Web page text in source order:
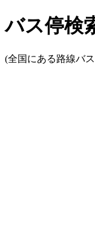
バス停検
(全国にある路線バ